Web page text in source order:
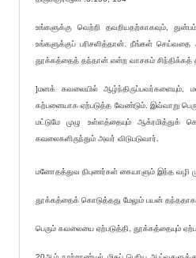
உங்களுக்கு வெற்றி தவறியதற்காகவும்,
உங்களுக்குப் பரிசளித்தான். நீங்கள்
தூக்கத்தைத் தந்தான் என்ற வாசகம் சிந்திக்கத்
]மனக் கவலையில்
கற்பனையாக ஏற்படுத்த வேண்டும். இவ்வாறு
மட்டுமே முழு உள்ளத்தையும்
கவலைகளிருந்தும் அவர் விடுபடுவார்.
மனோதத்துவ நிபுணர்கள் கையாளும் இந்த வழி
தூக்கத்தைக் கொடுத்தது மேலும் பயன் தந்ததாக
பெரும் கவலையை ஏற்படுத்தி, தூக்கத்தையும்